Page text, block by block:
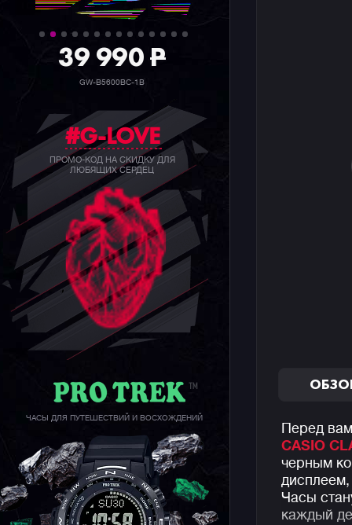
39 990P
GW-B5600BC-1B
#G-LOVE
ПРОМО-КОД НА СКИДКУ ДЛЯ
ЛЮБЯЩИХ СЕРДЕЦ
ЧАСЫ ДЛЯ ПУТЕШЕСТВИЙ И ВОСХОЖДЕНИЙ
Перед
CASIO
черным
Часы
каждый